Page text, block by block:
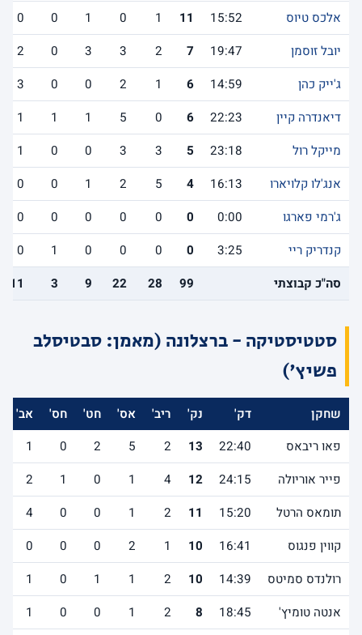
אלכס טיוס
15:52
11
1
0
1
0
0
יובל זוסמן
19:47
7
2
3
3
0
2
ג'ייק כהן
14:59
6
1
2
0
0
3
דיאנדרה קיין
22:23
6
0
5
1
1
1
מייקל רול
23:18
5
3
3
0
0
1
אנג'לו קלויארו
16:13
4
5
2
1
0
0
ג'רמי פארגו
0:00
0
0
0
0
0
0
קנדריק ריי
3:25
0
0
0
0
1
0
סה"כ קבוצתי
99
28
22
9
3
11
סטטיסטיקה - ברצלונה (מאמן: סבטיסלב
פשיץ')
שחקן דק' נק' ריב' אס' חט' חס'
אב'
פאו ריבאס
22:40
13
2
5
2
0
1
פייר אוריולה
24:15
12
4
1
0
1
2
תומאס הרטל
15:20
11
2
1
0
0
4
קווין פנגוס
16:41
10
1
2
0
0
0
רולנדס סמיטס
14:39
10
2
1
1
0
1
אנטה טומיץ'
18:45
8
2
1
0
0
1